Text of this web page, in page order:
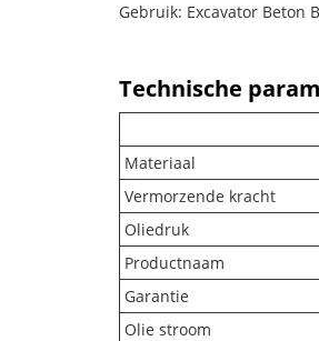
Gebruik: Excavator Beton
Technische
Materiaal
Vermorzende kracht
Oliedruk
Productnaam
Garantie
Olie stroom